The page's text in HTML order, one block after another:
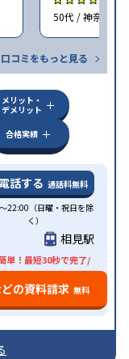
50代 / 神奈川県
口コミをもっと見る
メリット・
デメリット
合格実績
電話する 通話料無料
22:00（日曜・祝日を除
く）
相見駅
単！最短30秒で完了/
の資料請求 無料